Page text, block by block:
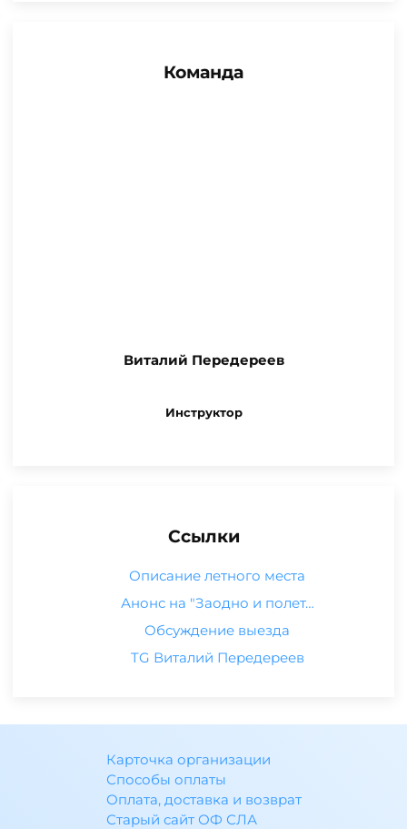
Команда
Виталий Передереев
Инструктор
Ссылки
Описание летного места
Анонс на "Заодно и полет…
Обсуждение выезда
TG Виталий Передереев
Карточка организации
Способы оплаты
Оплата, доставка и возврат
Старый сайт ОФ СЛА